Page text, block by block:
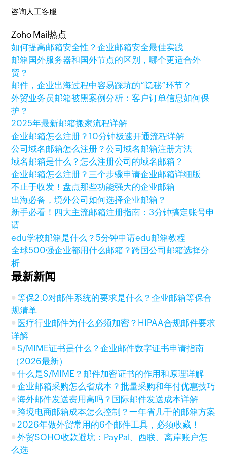
咨询人工客服
Zoho Mail热点
如何提高邮箱安全性？企业邮箱安全最佳实践
邮箱国外服务器和国外节点的区别，哪个更适合外
贸？
邮件，企业出海过程中容易踩坑的“隐秘”环节？
外贸业务员邮箱被黑案例分析：客户订单信息如何保
护？
2025年最新邮箱搬家流程详解
企业邮箱怎么注册？10分钟极速开通流程详解
公司域名邮箱怎么注册？公司域名邮箱注册方法
域名邮箱是什么？怎么注册公司的域名邮箱？
企业邮箱怎么注册？三个步骤申请企业邮箱详细版
不止于收发！盘点那些功能强大的企业邮箱
出海必备，境外公司如何选择企业邮箱？
新手必看！四大主流邮箱注册指南：3分钟搞定账号申
请
edu学校邮箱是什么？5分钟申请edu邮箱教程
全球500强企业都用什么邮箱？跨国公司邮箱选择分
析
最新新闻
等保2.0对邮件系统的要求是什么？企业邮箱等保合
规清单
医疗行业邮件为什么必须加密？HIPAA合规邮件要求
详解
S/MIME证书是什么？企业邮件数字证书申请指南
（2026最新）
什么是S/MIME？邮件加密证书的作用和原理详解
企业邮箱采购怎么省成本？批量采购和年付优惠技巧
海外邮件发送费用高吗？国际邮件发送成本详解
跨境电商邮箱成本怎么控制？一年省几千的邮箱方案
2026年做外贸常用的6个邮件工具，必须收藏！
外贸SOHO收款避坑：PayPal、西联、离岸账户怎
么选